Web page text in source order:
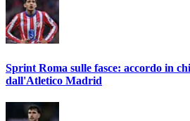
Sprint Roma sulle fasce: accordo in
dall'Atletico Madrid